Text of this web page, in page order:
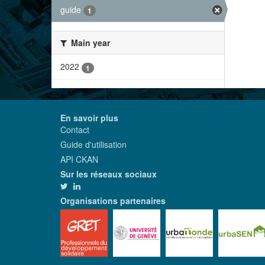
guide 1
Main year
2022
1
En savoir plus
Contact
Guide d'utilisation
API CKAN
Sur les réseaux sociaux
Organisations partenaires